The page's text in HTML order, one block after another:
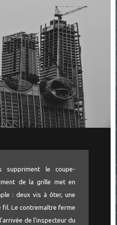
suppriment le coupe-
de la grille met en
: deux vis à ôter, une
fil. Le contremaître ferme
de l'inspecteur du